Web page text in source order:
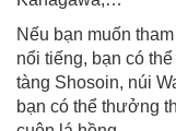
Nếu bạn muốn
nổi tiếng, bạn có
tàng Shosoin, núi
bạn có thể thưởng